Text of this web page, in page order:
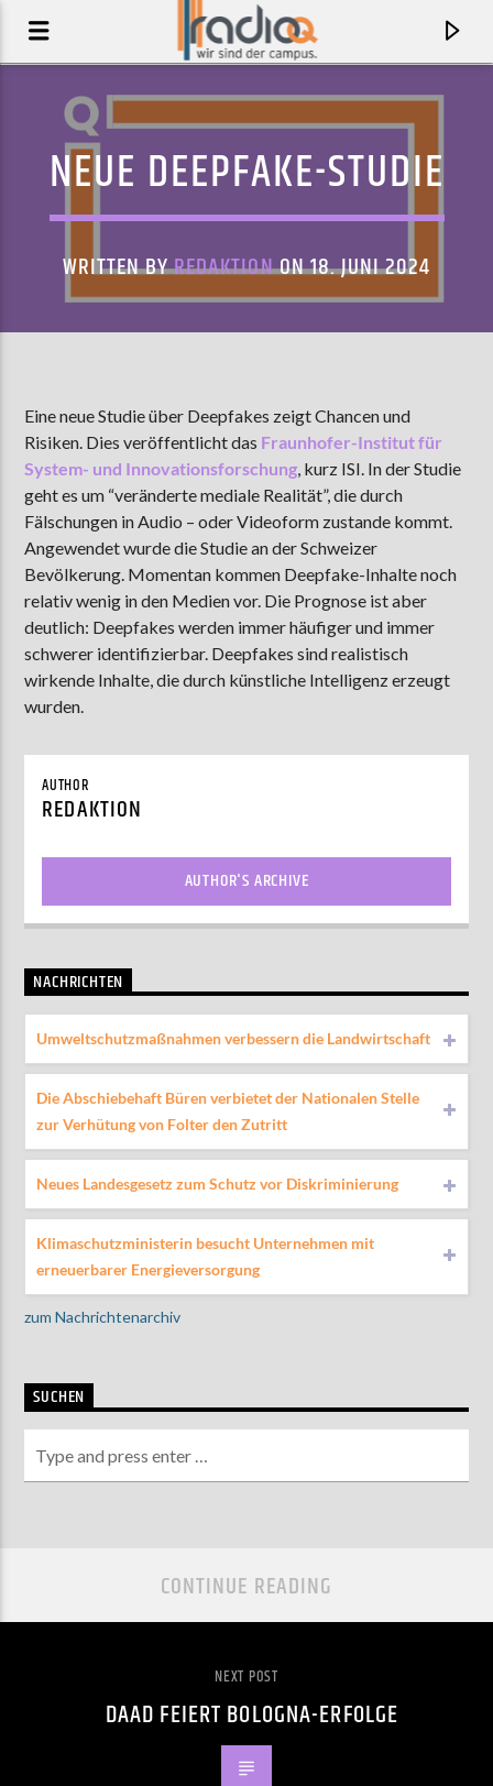
AKTUELLER TRACK
REGI REGI
MATT COLTON
AKTUELLE SENDUNG
MOEBIUS
00:00 18:00
NEUE DEEPFAKE-STUDIE
WRITTEN BYREDAKTIONON 18. JUNI 2024
Eine neue Studie über Deepfakes zeigt Chancen und
Risiken. Dies veröffentlicht das Fraunhofer-Institut für
System- und Innovationsforschung, kurz ISI. In der Studie
geht es um “veränderte mediale Realität”, die durch
Fälschungen in Audio – oder Videoform zustande kommt.
Angewendet wurde die Studie an der Schweizer
Bevölkerung. Momentan kommen Deepfake-Inhalte noch
relativ wenig in den Medien vor. Die Prognose ist aber
deutlich: Deepfakes werden immer häufiger und immer
schwerer identifizierbar. Deepfakes sind realistisch
wirkende Inhalte, die durch künstliche Intelligenz erzeugt
wurden.
AUTHOR
REDAKTION
AUTHOR'S ARCHIVE
NACHRICHTEN
Umweltschutzmaßnahmen verbessern die Landwirtschaft
Die Abschiebehaft Büren verbietet der Nationalen Stelle
zur Verhütung von Folter den Zutritt
Neues Landesgesetz zum Schutz vor Diskriminierung
Klimaschutzministerin besucht Unternehmen mit
erneuerbarer Energieversorgung
zum Nachrichtenarchiv
SUCHEN
CONTINUE READING
NEXT POST
DAAD FEIERT BOLOGNA-ERFOLGE